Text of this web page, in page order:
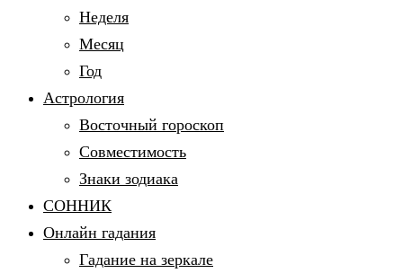
Неделя
Месяц
Год
Астрология
Восточный гороскоп
Совместимость
Знаки зодиака
СОННИК
Онлайн гадания
Гадание на зеркале